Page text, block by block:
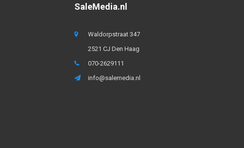
SaleMedia.nl
Waldorpstraat 347
2521 CJ Den Haag
070-2629111
info@salemedia.nl